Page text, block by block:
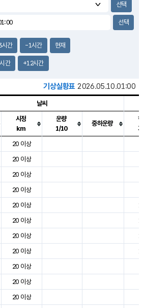
1.9m/s
간 -1시간 현재
간 +12시간
기상실황표 2026.05.10.01:00
날씨, 기온, 강수, 바람, 기압등을 안내한 표입
날씨
시정
km
운량
1/10
중하운량
20 이상
20 이상
20 이상
20 이상
20 이상
20 이상
20 이상
20 이상
20 이상
20 이상
20 이상